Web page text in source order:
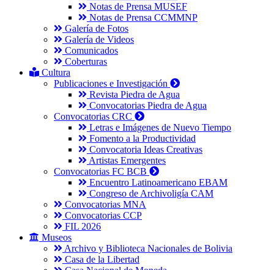
Notas de Prensa MUSEF
Notas de Prensa CCMMNP
Galería de Fotos
Galería de Videos
Comunicados
Coberturas
Cultura
Publicaciones e Investigación
Revista Piedra de Agua
Convocatorias Piedra de Agua
Convocatorias CRC
Letras e Imágenes de Nuevo Tiempo
Fomento a la Productividad
Convocatoria Ideas Creativas
Artistas Emergentes
Convocatorias FC BCB
Encuentro Latinoamericano EBAM
Congreso de Archivoligía CAM
Convocatorias MNA
Convocatorias CCP
FIL 2026
Museos
Archivo y Biblioteca Nacionales de Bolivia
Casa de la Libertad